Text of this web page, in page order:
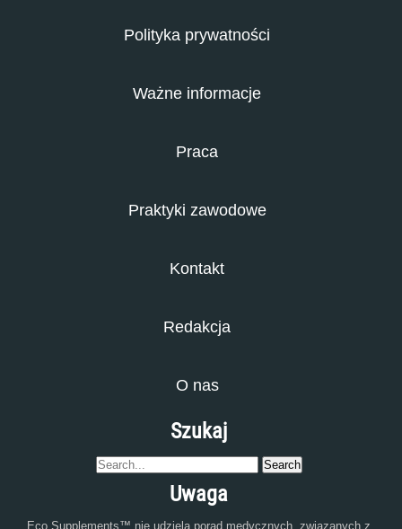
Polityka prywatności
Ważne informacje
Praca
Praktyki zawodowe
Kontakt
Redakcja
O nas
Szukaj
Uwaga
Eco Supplements™ nie udziela porad medycznych, związanych z